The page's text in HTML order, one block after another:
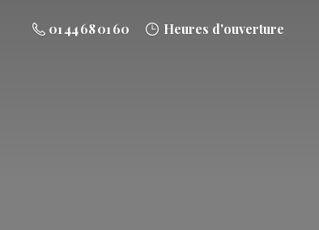
01 44 68 01 60 Heures d'ouverture